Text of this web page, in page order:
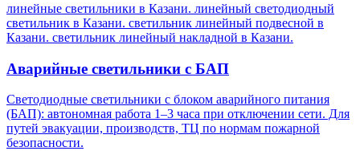
линейные светильники в Казани. линейный светодиодный
светильник в Казани. светильник линейный подвесной в
Казани. светильник линейный накладной в Казани.
Аварийные светильники с БАП
Светодиодные светильники с блоком аварийного питания
(БАП): автономная работа 1–3 часа при отключении сети. Для
путей эвакуации, производств, ТЦ по нормам пожарной
безопасности.